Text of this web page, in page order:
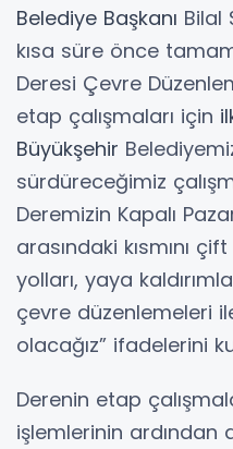
Belediye Başkanı Bilal
kısa süre önce
Deresi Çevre
etap çalışmaları için
Büyükşehir
sürdüreceğimiz
Deremizin Kapalı
arasındaki kısmını
yolları, yaya
çevre düzenlemeleri
olacağız” ifadelerini
Derenin etap
işlemlerinin ardından